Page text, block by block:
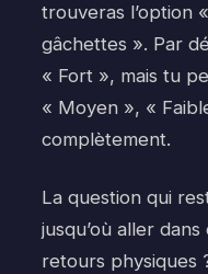
trouveras l’option
gâchettes ». Par
« Fort », mais tu
« Moyen », «
complètement.
La question qui
jusqu’où aller
retours physiques